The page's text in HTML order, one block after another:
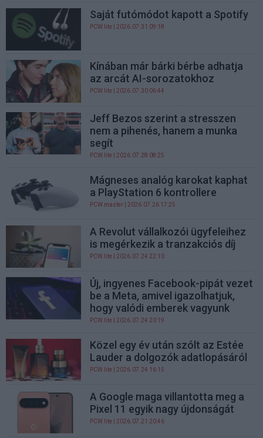
Saját futómódot kapott a Spotify
PCW.lite | 2026.07.31 09:18
Kínában már bárki bérbe adhatja
az arcát AI-sorozatokhoz
PCW.lite | 2026.07.30 06:44
Jeff Bezos szerint a stresszen
nem a pihenés, hanem a munka
segít
PCW.lite | 2026.07.28 08:25
Mágneses analóg karokat kaphat
a PlayStation 6 kontrollere
PCW.master | 2026.07.26 17:25
A Revolut vállalkozói ügyfeleihez
is megérkezik a tranzakciós díj
PCW.lite | 2026.07.24 22:10
Új, ingyenes Facebook-pipát vezet
be a Meta, amivel igazolhatjuk,
hogy valódi emberek vagyunk
PCW.lite | 2026.07.24 20:19
Közel egy év után szólt az Estée
Lauder a dolgozók adatlopásáról
PCW.lite | 2026.07.24 16:15
A Google maga villantotta meg a
Pixel 11 egyik nagy újdonságát
PCW.lite | 2026.07.21 20:46